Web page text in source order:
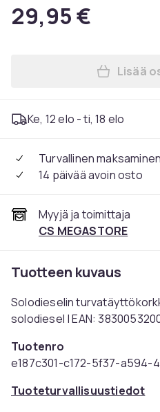
29,95 €
Lisää
Ke, 12 elo - ti, 18 elo
Turvallinen maksaminen
14 päivää avoin osto
Myyjä ja toimittaja
CS MEGASTORE
Tuotteen kuvaus
Solodieselin
solodiesel | EAN:
Tuotenro
e187c301-c172-5f37-a594-
Tuoteturvallisuustiedot